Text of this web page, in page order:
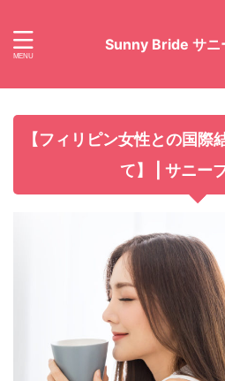
Sunny Bride サニ
【フィリピン女性との国際
て】 | サニー